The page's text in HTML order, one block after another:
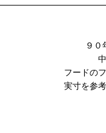
９０
フードの
実寸を参